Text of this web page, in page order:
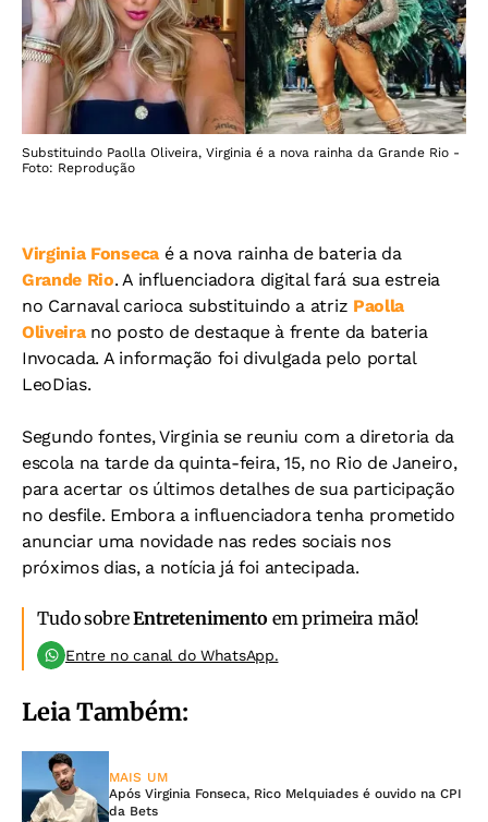
Substituindo Paolla Oliveira, Virginia é a nova rainha da Grande Rio -
Foto: Reprodução
Virginia Fonsecaé a nova rainha de bateria da
Grande Rio. A influenciadora digital fará sua estreia
no Carnaval carioca substituindo a atriz Paolla
Oliveirano posto de destaque à frente da bateria
Invocada. A informação foi divulgada pelo portal
LeoDias.
Segundo fontes, Virginia se reuniu com a diretoria da
escola na tarde da quinta-feira, 15, no Rio de Janeiro,
para acertar os últimos detalhes de sua participação
no desfile. Embora a influenciadora tenha prometido
anunciar uma novidade nas redes sociais nos
próximos dias, a notícia já foi antecipada.
Tudo sobreEntretenimento em primeira mão!
Entre no canal do WhatsApp.
Leia Também:
MAIS UM
Após Virginia Fonseca, Rico Melquiades é ouvido na CPI
da Bets